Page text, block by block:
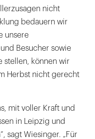
nicht
bedauern wir
unsere
Besucher sowie
stellen, können wir
Herbst nicht gerecht
mit voller Kraft und
in Leipzig und
sagt Wiesinger. „Für